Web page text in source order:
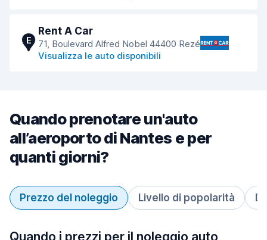
E
Rent A Car
71, Boulevard Alfred Nobel 44400 Rezé
Visualizza le auto disponibili
Quando prenotare un'auto
all’aeroporto di Nantes e per
quanti giorni?
Prezzo del noleggio Livello di popolarità
Quando i prezzi per il noleggio auto